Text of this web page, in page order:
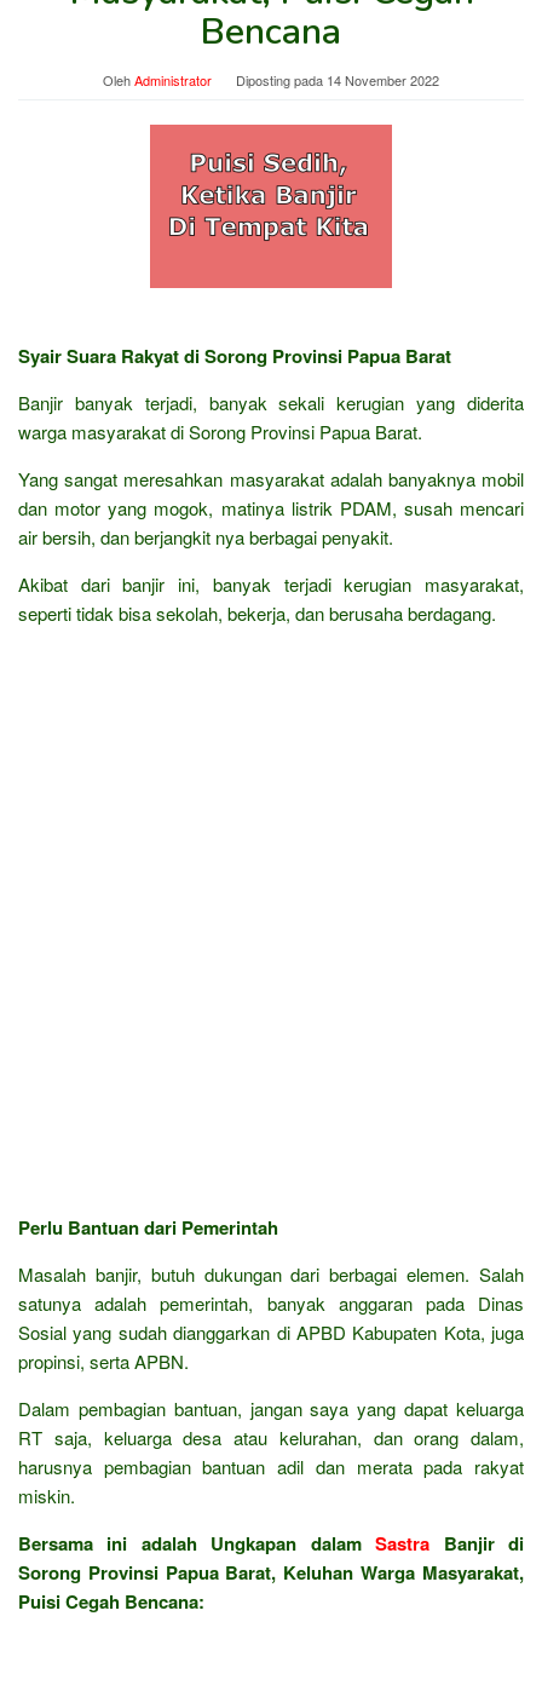
Bencana
OlehAdministrator Diposting pada 14 November 2022
Syair Suara Rakyat di Sorong Provinsi Papua Barat
Banjir banyak terjadi, banyak sekali kerugian yang diderita
warga masyarakat di Sorong Provinsi Papua Barat.
Yang sangat meresahkan masyarakat adalah banyaknya mobil
dan motor yang mogok, matinya listrik PDAM, susah mencari
air bersih, dan berjangkit nya berbagai penyakit.
Akibat dari banjir ini, banyak terjadi kerugian masyarakat,
seperti tidak bisa sekolah, bekerja, dan berusaha berdagang.
Perlu Bantuan dari Pemerintah
Masalah banjir, butuh dukungan dari berbagai elemen. Salah
satunya adalah pemerintah, banyak anggaran pada Dinas
Sosial yang sudah dianggarkan di APBD Kabupaten Kota, juga
propinsi, serta APBN.
Dalam pembagian bantuan, jangan saya yang dapat keluarga
RT saja, keluarga desa atau kelurahan, dan orang dalam,
harusnya pembagian bantuan adil dan merata pada rakyat
miskin.
Bersama ini adalah Ungkapan dalamSastra Banjir di
Sorong Provinsi Papua Barat, Keluhan Warga Masyarakat,
Puisi Cegah Bencana: